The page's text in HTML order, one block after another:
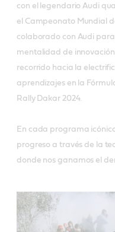
con el legendario Audi
el Campeonato Mundial
colaborado con Audi
mentalidad de
recorrido hacia la
aprendizajes en la
Rally Dakar 2024.
En cada programa
progreso a través de la
donde nos ganamos el